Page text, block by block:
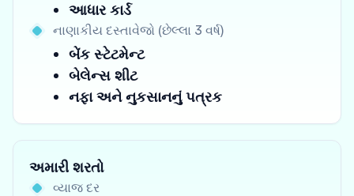
આધાર કાર્ડ
નાણાકીય દસ્તાવેજો (છેલ્લા 3 વર્ષ)
બેંક સ્ટેટમેન્ટ
બેલેન્સ શીટ
નફા અને નુકસાનનું પત્રક
અમારી શરતો
વ્યાજ દર